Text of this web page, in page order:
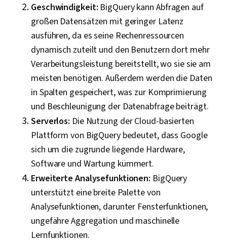
Geschwindigkeit: BigQuery kann Abfragen auf
großen Datensätzen mit geringer Latenz
ausführen, da es seine Rechenressourcen
dynamisch zuteilt und den Benutzern dort mehr
Verarbeitungsleistung bereitstellt, wo sie sie am
meisten benötigen. Außerdem werden die Daten
in Spalten gespeichert, was zur Komprimierung
und Beschleunigung der Datenabfrage beiträgt.
Serverlos: Die Nutzung der Cloud-basierten
Plattform von BigQuery bedeutet, dass Google
sich um die zugrunde liegende Hardware,
Software und Wartung kümmert.
Erweiterte Analysefunktionen: BigQuery
unterstützt eine breite Palette von
Analysefunktionen, darunter Fensterfunktionen,
ungefähre Aggregation und maschinelle
Lernfunktionen.